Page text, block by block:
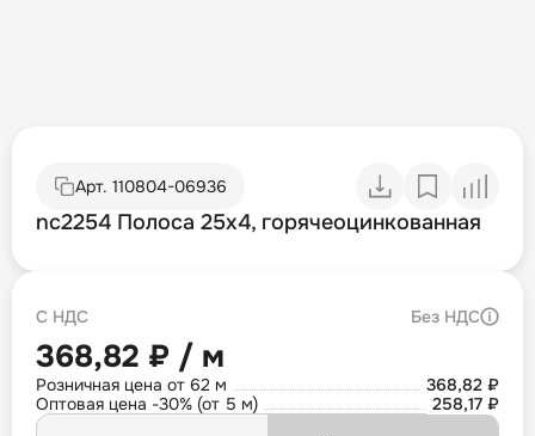
Арт. 110804-06936
nc2254 Полоса 25х4, горячеоцинкованная
С НДС Без НДС
368,82 ₽ / м
Розничная цена от 62 м
368,82 ₽
Оптовая цена -30% (от 5 м)
258,17 ₽